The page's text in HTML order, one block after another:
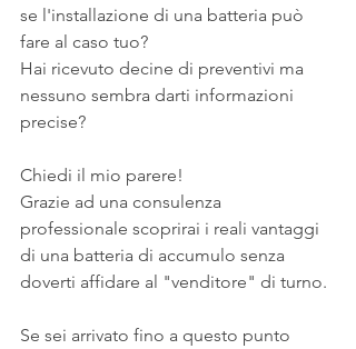
se l'installazione di una batteria può
fare al caso tuo?
Hai ricevuto decine di preventivi ma
nessuno sembra darti informazioni
precise?
Chiedi il mio parere!
Grazie ad una consulenza
professionale scoprirai i reali vantaggi
di una batteria di accumulo senza
doverti affidare al "venditore" di turno.
Se sei arrivato fino a questo punto